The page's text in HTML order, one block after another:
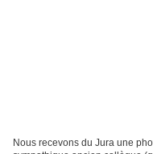
Nous recevons du Jura une